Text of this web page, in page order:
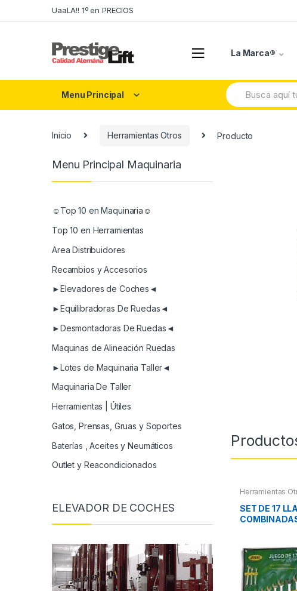
to
to
UaaLA!! 1º en PRECIOS
La Marca®
Menu Principal
Search
for:
Inicio Herramientas Otros Producto
Herramientas
SET DE 17
Menu Principal Maquinaria
☺Top 10 en Maquinaria☺
Top 10 en Herramientas
Area Distribuidores
Recambios y Accesorios
►Elevadores de Coches◄
►Equilibradoras De Ruedas◄
►Desmontadoras De Ruedas◄
Maquinas de Alineación Ruedas
►Lotes de Maquinaria Taller◄
Maquinaria De Taller
Herramientas | Útiles
Gatos, Prensas, Gruas y Soportes
Baterías , Aceites y Neumáticos
Outlet y Reacondicionados
ELEVADOR DE COCHES